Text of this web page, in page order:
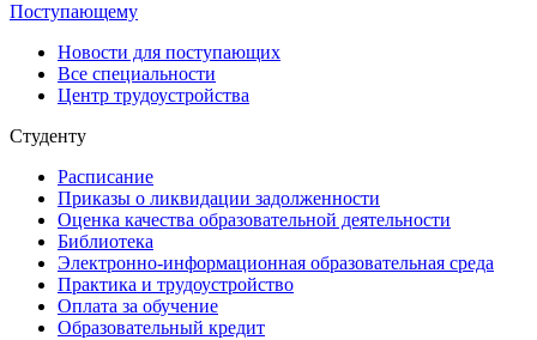
Поступающему
Новости для поступающих
Все специальности
Центр трудоустройства
Студенту
Расписание
Приказы о ликвидации задолженности
Оценка качества образовательной деятельности
Библиотека
Электронно-информационная образовательная среда
Практика и трудоустройство
Оплата за обучение
Образовательный кредит